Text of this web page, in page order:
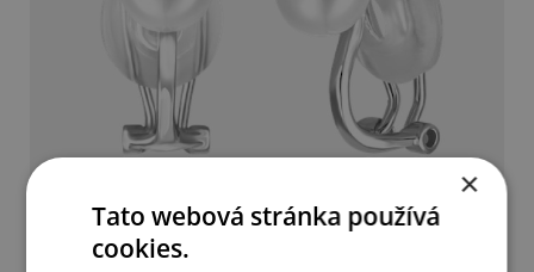
×
Tato webová stránka používá
cookies.